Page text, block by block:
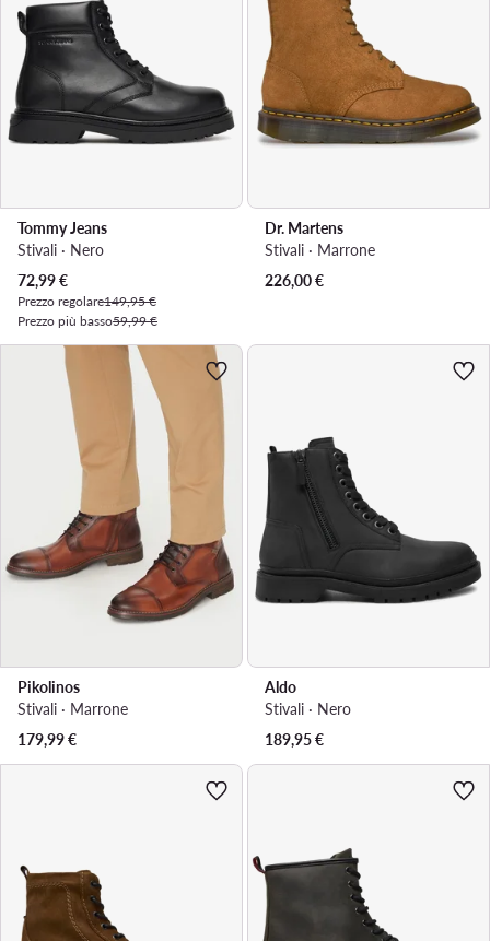
Tommy Jeans
Stivali · Nero
Prezzo attuale
72,99€
Prezzo regolare149,95 €
Prezzo più basso59,99 €
Dr. Martens
Stivali · Marrone
226,00€
Pikolinos
Stivali · Marrone
179,99€
Aldo
Stivali · Nero
189,95€